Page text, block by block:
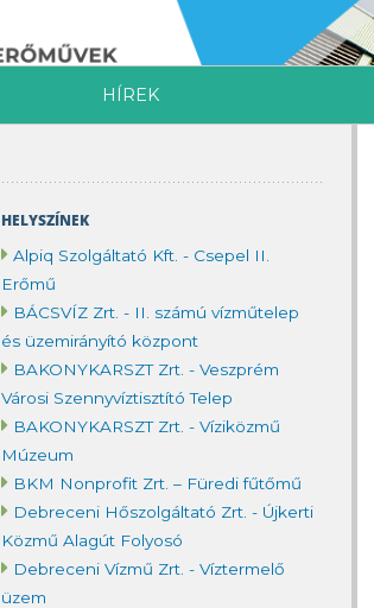
HÍREK
HELYSZÍNEK
Alpiq Szolgáltató Kft. - Csepel II.
Erőmű
BÁCSVÍZ Zrt. - II. számú vízműtelep
és üzemirányító központ
BAKONYKARSZT Zrt. - Veszprém
Városi Szennyvíztisztító Telep
BAKONYKARSZT Zrt. - Víziközmű
Múzeum
BKM Nonprofit Zrt. – Füredi fűtőmű
Debreceni Hőszolgáltató Zrt. - Újkerti
Közmű Alagút Folyosó
Debreceni Vízmű Zrt. - Víztermelő
üzem